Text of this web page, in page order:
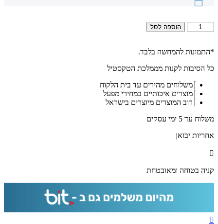
כמות
של
–
הפרשת
בלוק
אקרילי
ויוקרתי
הוספה לסל
*התמונות להמחשה בלבד.
כל הסיבות לקנות מממלכת הטקסטיל
משלוחים מהירים עד בית הלקוח
מוצרים איכותיים במחירי מפעל
רוב המוצרים מיוצרים בישראל
משלוח עד 5 ימי עסקים
אחריות יבואן
קניה בטוחה ומאובטחת